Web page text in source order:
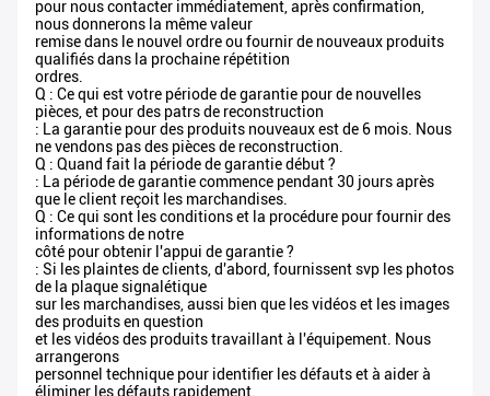
pour nous contacter immédiatement, après confirmation,
nous donnerons la même valeur
remise dans le nouvel ordre ou fournir de nouveaux produits
qualifiés dans la prochaine répétition
ordres.
Q : Ce qui est votre période de garantie pour de nouvelles
pièces, et pour des patrs de reconstruction
: La garantie pour des produits nouveaux est de 6 mois. Nous
ne vendons pas des pièces de reconstruction.
Q : Quand fait la période de garantie début ?
: La période de garantie commence pendant 30 jours après
que le client reçoit les marchandises.
Q : Ce qui sont les conditions et la procédure pour fournir des
informations de notre
côté pour obtenir l'appui de garantie ?
: Si les plaintes de clients, d'abord, fournissent svp les photos
de la plaque signalétique
sur les marchandises, aussi bien que les vidéos et les images
des produits en question
et les vidéos des produits travaillant à l'équipement. Nous
arrangerons
personnel technique pour identifier les défauts et à aider à
éliminer les défauts rapidement.